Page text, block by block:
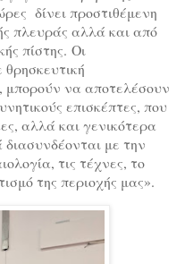
δίνει προστιθέμενη
πλευράς αλλά και από
πίστης. Οι
θρησκευτική
μπορούν να αποτελέσουν
επισκέπτες, που
αλλά και γενικότερα
με την
τις τέχνες, το
της περιοχής μας».